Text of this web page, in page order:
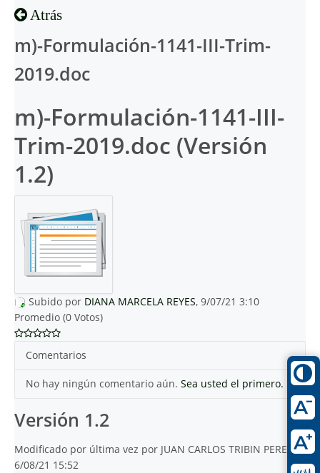
Atrás
m)-Formulación-1141-III-Trim-
2019.doc
m)-Formulación-1141-III-
Trim-2019.doc (Versión
1.2)
Subido por DIANA MARCELA REYES, 9/07/21 3:10
Promedio (0 Votos)
Comentarios
No hay ningún comentario aún. Sea usted el primero.
Versión 1.2
Modificado por última vez por JUAN CARLOS TRIBIN PEREA
6/08/21 15:52